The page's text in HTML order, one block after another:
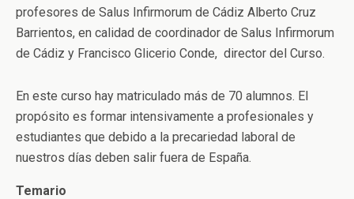
profesores de Salus Infirmorum de Cádiz Alberto Cruz
Barrientos, en calidad de coordinador de Salus Infirmorum
de Cádiz y Francisco Glicerio Conde, director del Curso.
En este curso hay matriculado más de 70 alumnos. El
propósito es formar intensivamente a profesionales y
estudiantes que debido a la precariedad laboral de
nuestros días deben salir fuera de España.
Temario